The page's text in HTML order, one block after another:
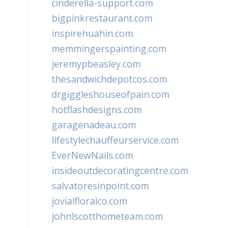
cinderella-support.com
bigpinkrestaurant.com
inspirehuahin.com
memmingerspainting.com
jeremypbeasley.com
thesandwichdepotcos.com
drgiggleshouseofpain.com
hotflashdesigns.com
garagenadeau.com
lifestylechauffeurservice.com
EverNewNails.com
insideoutdecoratingcentre.com
salvatoresinpoint.com
jovialfloralco.com
johnlscotthometeam.com